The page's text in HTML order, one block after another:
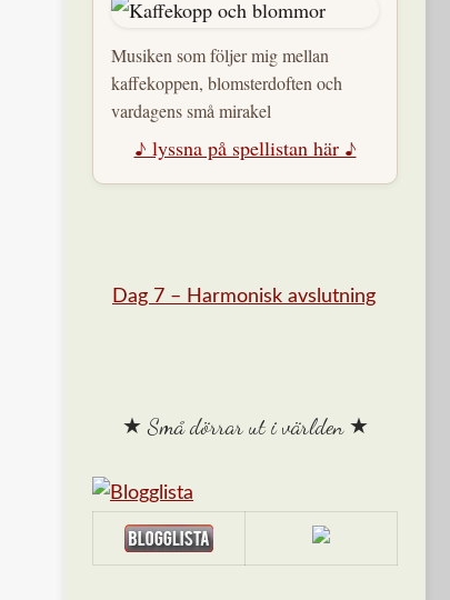
Musiken som följer mig mellan
kaffekoppen, blomsterdoften och
vardagens små mirakel
♪ lyssna på spellistan här ♪
Dag 7 – Harmonisk avslutning
★ Små dörrar ut i världen ★